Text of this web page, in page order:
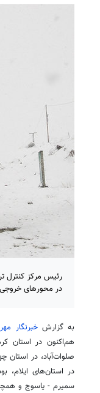
در محورهای خروجی
به گزارشخبرنگار مهر
هم‌اکنون در استان
صلوات‌آباد، در
در استان‌های ایلام،
سمیرم - یاسوج و